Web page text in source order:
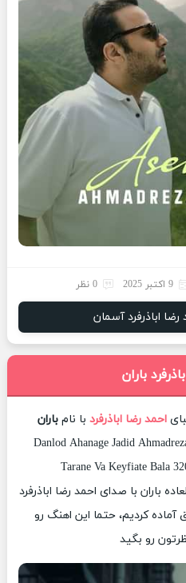
9 اکتبر 2025 0 نظر
اباذرفرد آسمان
باران
احمد رضا اباذرفرد با نامباران
Danlod Ahanage Jadid
Tarane Va Keyfiate Bala
باران با صدای احمد رضا اباذرفرد
کردیم، حتما این اهنگ رو
رو بگید